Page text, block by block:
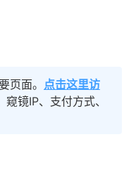
页面。 点击这里访
窥镜IP、支付方式、